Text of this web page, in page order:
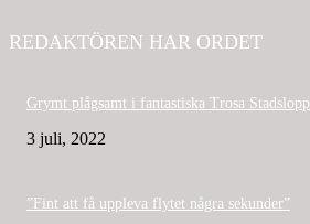
REDAKTÖREN HAR ORDET
Grymt plågsamt i fantastiska Trosa Stadslopp
3 juli, 2022
”Fint att få uppleva flytet några sekunder”